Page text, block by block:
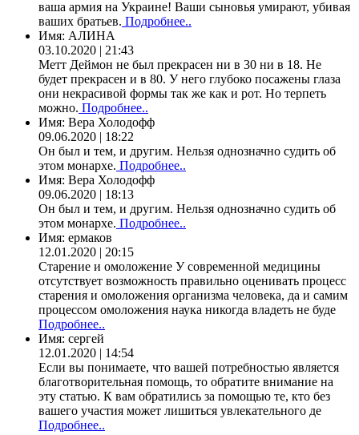
ваша армия на Украине! Ваши сыновья умирают, убивая
ваших братьев. Подробнее..
Имя: АЛИНА
03.10.2020 | 21:43
Метт Деймон не был прекрасен ни в 30 ни в 18. Не
будет прекрасен и в 80. У него глубоко посажены глаза
они некрасивой формы так же как и рот. Но терпеть
можно. Подробнее..
Имя: Вера Холодофф
09.06.2020 | 18:22
Он был и тем, и другим. Нельзя однозначно судить об
этом монархе. Подробнее..
Имя: Вера Холодофф
09.06.2020 | 18:13
Он был и тем, и другим. Нельзя однозначно судить об
этом монархе. Подробнее..
Имя: ермаков
12.01.2020 | 20:15
Старение и омоложение У современной медицины
отсутствует возможность правильно оценивать процесс
старения и омоложения организма человека, да и самим
процессом омоложения наука никогда владеть не буде
Подробнее..
Имя: сергей
12.01.2020 | 14:54
Если вы понимаете, что вашей потребностью является
благотворительная помощь, то обратите внимание на
эту статью. К вам обратились за помощью те, кто без
вашего участия может лишиться увлекательного де
Подробнее..